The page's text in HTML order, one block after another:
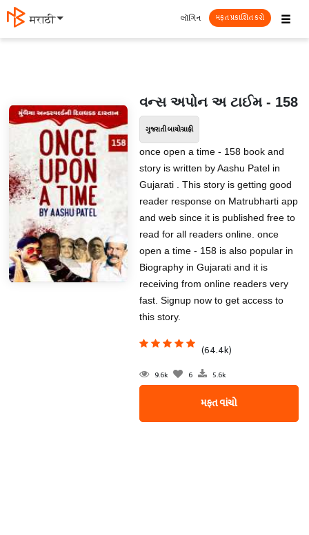
मराठी ☰
લૉગિન મફત પ્રકાશિત કરો
વન્સ અપોન અ ટાઈમ - 158
ગુજરાતી બાયોગ્રાફી
once open a time - 158 book and
story is written by Aashu Patel in
Gujarati . This story is getting good
reader response on Matrubharti app
and web since it is published free to
read for all readers online. once
open a time - 158 is also popular in
Biography in Gujarati and it is
receiving from online readers very
fast. Signup now to get access to
this story.
(64.4k)
9.6k 6 5.6k
મફત વાંચો